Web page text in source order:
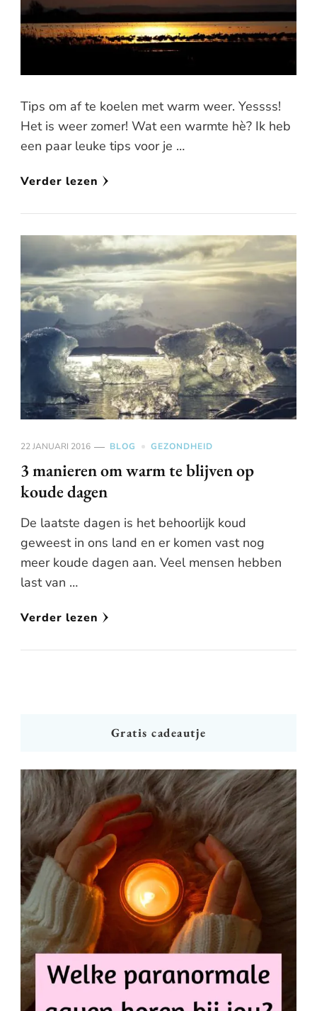
Tips om af te koelen met warm weer. Yessss!
Het is weer zomer! Wat een warmte hè? Ik heb
een paar leuke tips voor je …
Verder lezen
22 JANUARI 2016 BLOG GEZONDHEID
3 manieren om warm te blijven op
koude dagen
De laatste dagen is het behoorlijk koud
geweest in ons land en er komen vast nog
meer koude dagen aan. Veel mensen hebben
last van …
Verder lezen
Gratis cadeautje